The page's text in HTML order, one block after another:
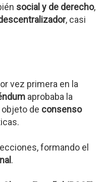
social y de derecho,
, casi
vez primera en la
aprobaba la
de consenso
formando el
.